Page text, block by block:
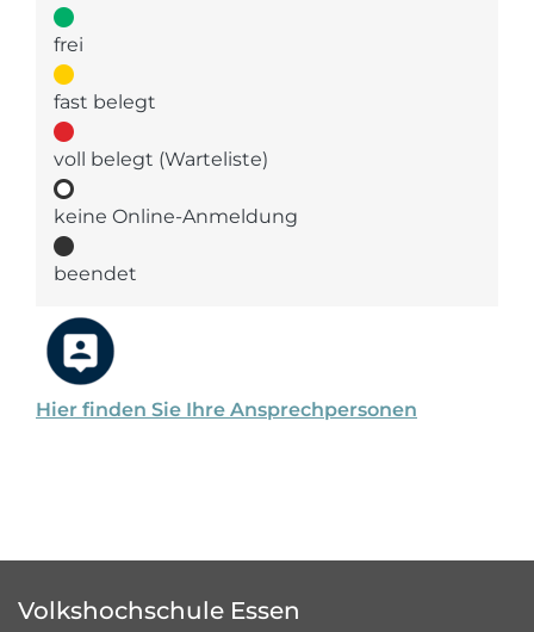
Hier finden Sie Ihre Ansprechpersonen
frei
fast belegt
voll belegt (Warteliste)
keine Online-Anmeldung
beendet
Volkshochschule Essen